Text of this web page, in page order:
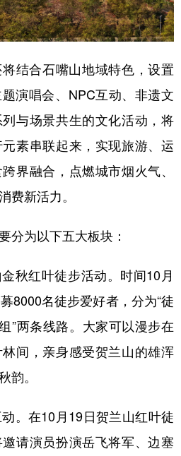
合石嘴山地域特色，设置
演唱会、NPC互动、非遗文
与场景共生的文化活动，将
素串联起来，实现旅游、运
界融合，点燃城市烟火气、
费新活力。
为以下五大板块：
红叶徒步活动。时间10月
8000名徒步爱好者，分为“徒
”两条线路。大家可以漫步在
间，亲身感受贺兰山的雄浑
韵。
在10月19日贺兰山红叶徒
请演员扮演岳飞将军、边塞